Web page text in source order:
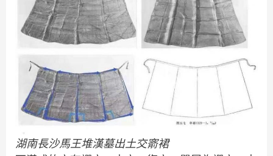
湖南長沙馬王堆漢墓出土交窬裙